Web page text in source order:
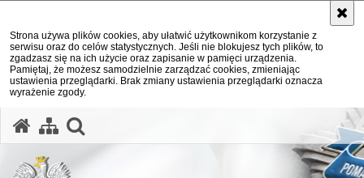
Strona używa plików cookies, aby ułatwić użytkownikom korzystanie z
serwisu oraz do celów statystycznych. Jeśli nie blokujesz tych plików, to
zgadzasz się na ich użycie oraz zapisanie w pamięci urządzenia.
Pamiętaj, że możesz samodzielnie zarządzać cookies, zmieniając
ustawienia przeglądarki. Brak zmiany ustawienia przeglądarki oznacza
wyrażenie zgody.